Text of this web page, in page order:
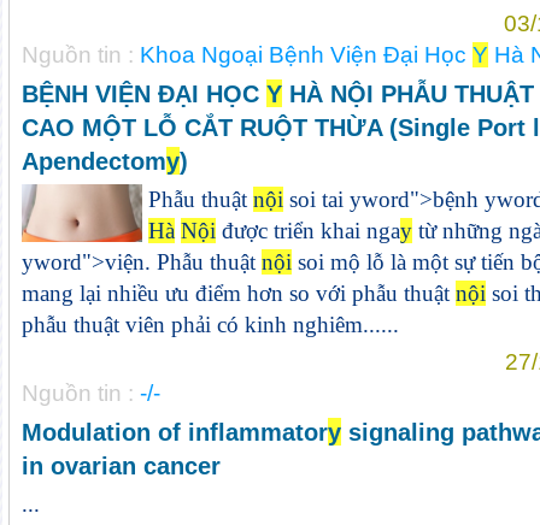
Nguồn tin : Khoa Ngoại Bệnh Viện Đại Học Y Hà
BỆNH VIỆN ĐẠI HỌC YHÀ NỘI PHẪU
CAO MỘT LỖ CẮT RUỘT THỪA (Single Port
Apendectomy)
Phẫu thuật nội soi tai yword">bệnh y
Hà Nội được triển khai ngaytừ những
yword">viện. Phẫu thuật nội soi mộ lỗ là một sự tiến
mang lại nhiều ưu điểm hơn so với phẫu thuật nội soi
phẫu thuật viên phải có kinh nghiêm......
Nguồn tin : -/-
Modulation of inflammatorysignaling
in ovarian cancer
...